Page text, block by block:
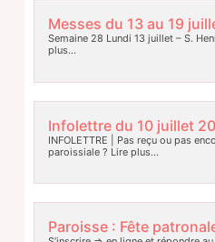
Messes du 13 au 19
Semaine 28 Lundi 13 juillet – S.
plus…
Infolettre du 10 juillet
INFOLETTRE | Pas reçu ou pas
paroissiale ? Lire plus…
Paroisse : Fête